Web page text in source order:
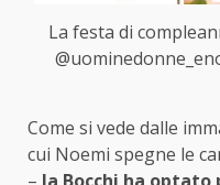
La festa di
Come si vede dalle
cui Noemi spegne le
– la Bocchi ha optato